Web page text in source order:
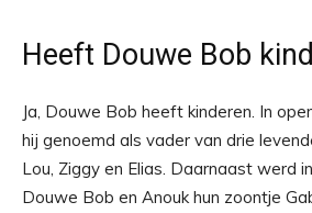
Heeft Douwe Bob
Ja, Douwe Bob heeft kinderen. In
hij genoemd als vader van drie
Lou, Ziggy en Elias. Daarnaast werd
Douwe Bob en Anouk hun zoontje